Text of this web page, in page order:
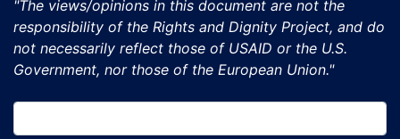
"The views/opinions in this document are not the
responsibility of the Rights and Dignity Project, and do
not necessarily reflect those of USAID or the U.S.
Government, nor those of the European Union."